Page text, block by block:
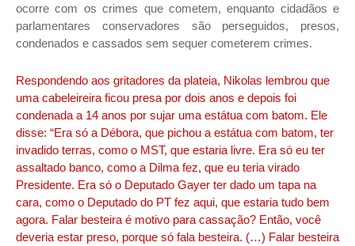
ocorre com os crimes que cometem, enquanto cidadãos e
parlamentares conservadores são perseguidos, presos,
condenados e cassados sem sequer cometerem crimes.
Respondendo aos gritadores da plateia, Nikolas lembrou que
uma cabeleireira ficou presa por dois anos e depois foi
condenada a 14 anos por sujar uma estátua com batom. Ele
disse: “Era só a Débora, que pichou a estátua com batom, ter
invadido terras, como o MST, que estaria livre. Era só eu ter
assaltado banco, como a Dilma fez, que eu teria virado
Presidente. Era só o Deputado Gayer ter dado um tapa na
cara, como o Deputado do PT fez aqui, que estaria tudo bem
agora. Falar besteira é motivo para cassação? Então, você
deveria estar preso, porque só fala besteira. (…) Falar besteira